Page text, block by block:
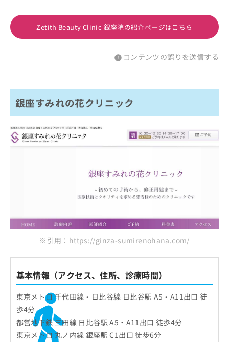
Zetith Beauty Clinic 銀座院の紹介ページはこちら
コンテンツの誤りを送信する
銀座すみれの花クリニック
※引用：https://ginza-sumirenohana.com/
基本情報（アクセス、住所、診療時間）
東京メトロ 千代田線・日比谷線 日比谷駅 A5・A11出口 徒
歩4分
都営地下鉄 三田線 日比谷駅 A5・A11出口 徒歩4分
東京メトロ 丸ノ内線 銀座駅 C1出口 徒歩6分